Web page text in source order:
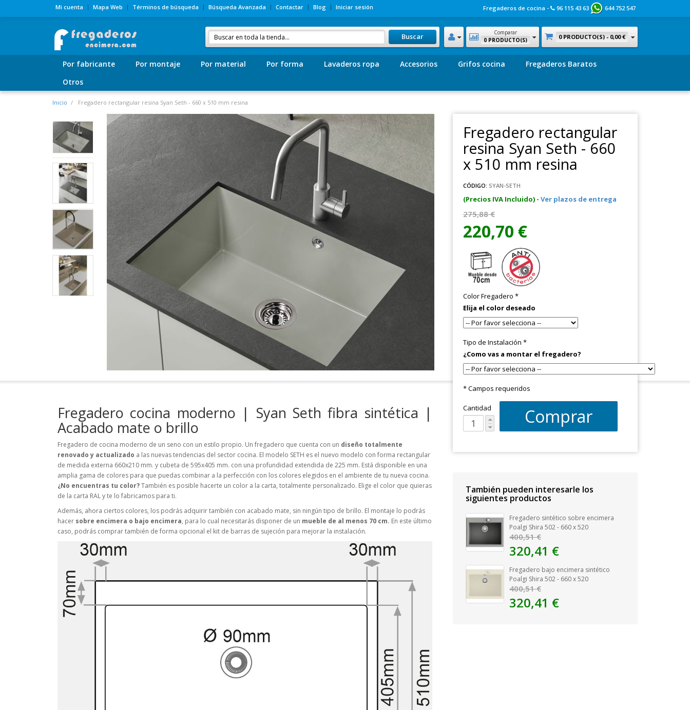
Mi cuenta Mapa Web Términos de búsqueda Búsqueda Avanzada Contactar Blog Iniciar sesión Fregaderos de cocina - 96 115 43 63 644 752 547
0 PRODUCTO(S) - 0,00 €
Comparar
0 PRODUCTO(S)
Buscar
Por fabricante Por montaje Por material Por forma Lavaderos ropa Accesorios Grifos cocina
Fregaderos Baratos
Otros
Inicio Fregadero rectangular resina Syan Seth - 660 x 510 mm resina
Fregadero rectangular
resina Syan Seth - 660
x 510 mm resina
CÓDIGO: SYAN-SETH
(Precios IVA Incluido) - Ver plazos de entrega
275,88 €
220,70 €
Color Fregadero *
Elija el color deseado
Tipo de Instalación *
¿Como vas a montar el fregadero?
* Campos requeridos
Cantidad Comprar
También pueden interesarle los
siguientes productos
Fregadero sintético sobre encimera
Poalgi Shira 502 - 660 x 520
400,51 €
320,41 €
Fregadero bajo encimera sintético
Poalgi Shira 502 - 660 x 520
400,51 €
320,41 €
Fregadero cocina moderno | Syan Seth fibra sintética |
Acabado mate o brillo
Fregadero de cocina moderno de un seno con un estilo propio. Un fregadero que cuenta con un diseño totalmente
renovado y actualizado a las nuevas tendencias del sector cocina. El modelo SETH es el nuevo modelo con forma rectangular
de medida externa 660x210 mm. y cubeta de 595x405 mm. con una profundidad extendida de 225 mm. Está disponible en una
amplia gama de colores para que puedas combinar a la perfección con los colores elegidos en el ambiente de tu nueva cocina.
¿No encuentras tu color?También es posible hacerte un color a la carta, totalmente personalizado. Elige el color que quieras
de la carta RAL y te lo fabricamos para ti.
Además, ahora ciertos colores, los podrás adquirir también con acabado mate, sin ningún tipo de brillo. El montaje lo podrás
hacer sobre encimera o bajo encimera, para lo cual necesitarás disponer de un mueble de al menos 70 cm. En este último
caso, podrás comprar también de forma opcional el kit de barras de sujeción para mejorar la instalación.